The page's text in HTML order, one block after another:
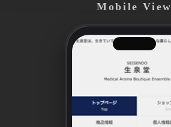
Mobile View